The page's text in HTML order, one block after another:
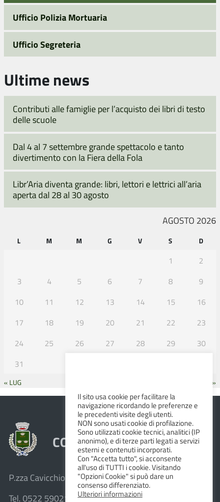
Ufficio Polizia Mortuaria
Ufficio Segreteria
Ultime news
Contributi alle famiglie per l’acquisto dei libri di testo
delle scuole
Dal 4 al 7 settembre grande spettacolo e tanto
divertimento con la Fiera della Fola
Libr’Aria diventa grande: libri, lettori e lettrici all’aria
aperta dal 28 al 30 agosto
AGOSTO 2026
L M M G V S D
1
2
3
4 5 6 7 8
9
10
11 12 13 14 15
16
17
18 19 20 21 22
23
24
25 26 27 28 29
30
31
« LUG SET »
COMUNE DI ALBINEA
P.zza Cavicchioni, 8 – 42020 Albinea (R.E.)
Tel. 0522 590211 – Fax 0522 590236
Il sito usa cookie per facilitare la
navigazione ricordando le preferenze e
le precedenti visite degli utenti.
NON sono usati cookie di profilazione.
Sono utilizzati cookie tecnici, analitici (IP
anonimo), e di terze parti legati a servizi
esterni e contenuti incorporati.
Con "Accetta tutto", si acconsente
all'uso di TUTTI i cookie. Visitando
"Opzioni Cookie" si può dare un
consenso differenziato.
Ulteriori informazioni